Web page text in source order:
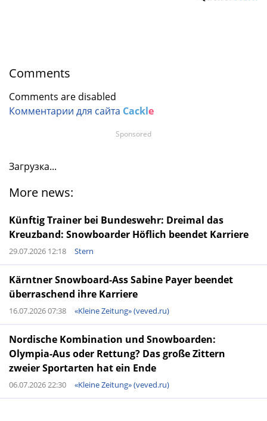
Comments
Comments are disabled
Комментарии для сайта Cackle
Загрузка...
More news:
Künftig Trainer bei Bundeswehr: Dreimal das
Kreuzband: Snowboarder Höflich beendet Karriere
29.07.2026 12:18 Stern
Kärntner Snowboard-Ass Sabine Payer beendet
überraschend ihre Karriere
16.07.2026 07:38 «Kleine Zeitung» (veved.ru)
Nordische Kombination und Snowboarden:
Olympia-Aus oder Rettung? Das große Zittern
zweier Sportarten hat ein Ende
06.07.2026 22:30 «Kleine Zeitung» (veved.ru)
Sponsored